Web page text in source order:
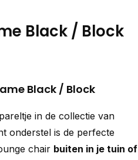
Black / Block
Black / Block
in de collectie van
onderstel is de perfecte
chair buiten in je tuin of